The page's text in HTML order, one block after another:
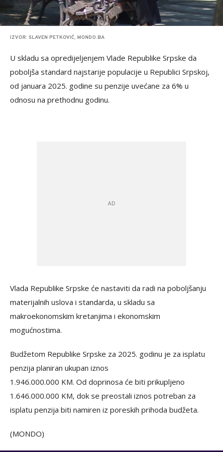
IZVOR: SLAVEN PETKOVIĆ, MONDO.BA
U skladu sa opredijeljenjem Vlade Republike Srpske da
poboljša standard najstarije populacije u Republici Srpskoj,
od januara 2025. godine su penzije uvećane za 6% u
odnosu na prethodnu godinu.
Vlada Republike Srpske će nastaviti da radi na poboljšanju
materijalnih uslova i standarda, u skladu sa
makroekonomskim kretanjima i ekonomskim
mogućnostima.
Budžetom Republike Srpske za 2025. godinu je za isplatu
penzija planiran ukupan iznos
1.946.000.000 KM. Od doprinosa će biti prikupljeno
1.646.000.000 KM, dok se preostali iznos potreban za
isplatu penzija biti namiren iz poreskih prihoda budžeta.
(MONDO)